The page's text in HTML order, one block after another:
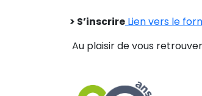
> S’inscrire Lien vers le
Au plaisir de vous